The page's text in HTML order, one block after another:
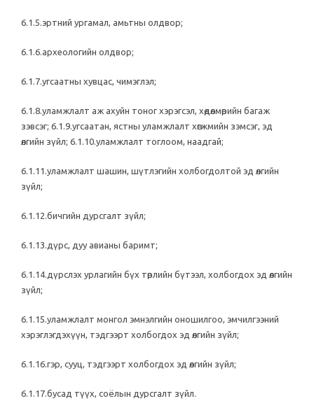
6.1.5.эртний ургамал, амьтны олдвор;
6.1.6.археологийн олдвор;
6.1.7.угсаатны хувцас, чимэглэл;
6.1.8.уламжлалт аж ахуйн тоног хэрэгсэл, хөдөлмөрийн багаж
зэвсэг; 6.1.9.угсаатан, ястны уламжлалт хөгжмийн зэмсэг, эд
өлгийн зүйл; 6.1.10.уламжлалт тоглоом, наадгай;
6.1.11.уламжлалт шашин, шүтлэгийн холбогдолтой эд өлгийн
зүйл;
6.1.12.бичгийн дурсгалт зүйл;
6.1.13.дүрс, дуу авианы баримт;
6.1.14.дүрслэх урлагийн бүх төрлийн бүтээл, холбогдох эд өлгийн
зүйл;
6.1.15.уламжлалт монгол эмнэлгийн оношилгоо, эмчилгээний
хэрэглэгдэхүүн, тэдгээрт холбогдох эд өлгийн зүйл;
6.1.16.гэр, сууц, тэдгээрт холбогдох эд өлгийн зүйл;
6.1.17.бусад түүх, соёлын дурсгалт зүйл.